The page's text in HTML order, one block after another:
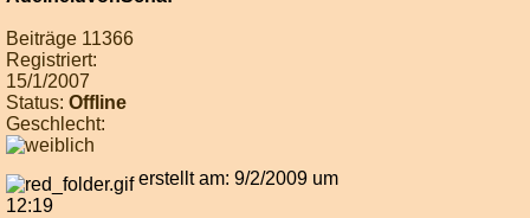
Beiträge 11366
Registriert:
15/1/2007
Status: Offline
Geschlecht:
erstellt am: 9/2/2009 um
12:19